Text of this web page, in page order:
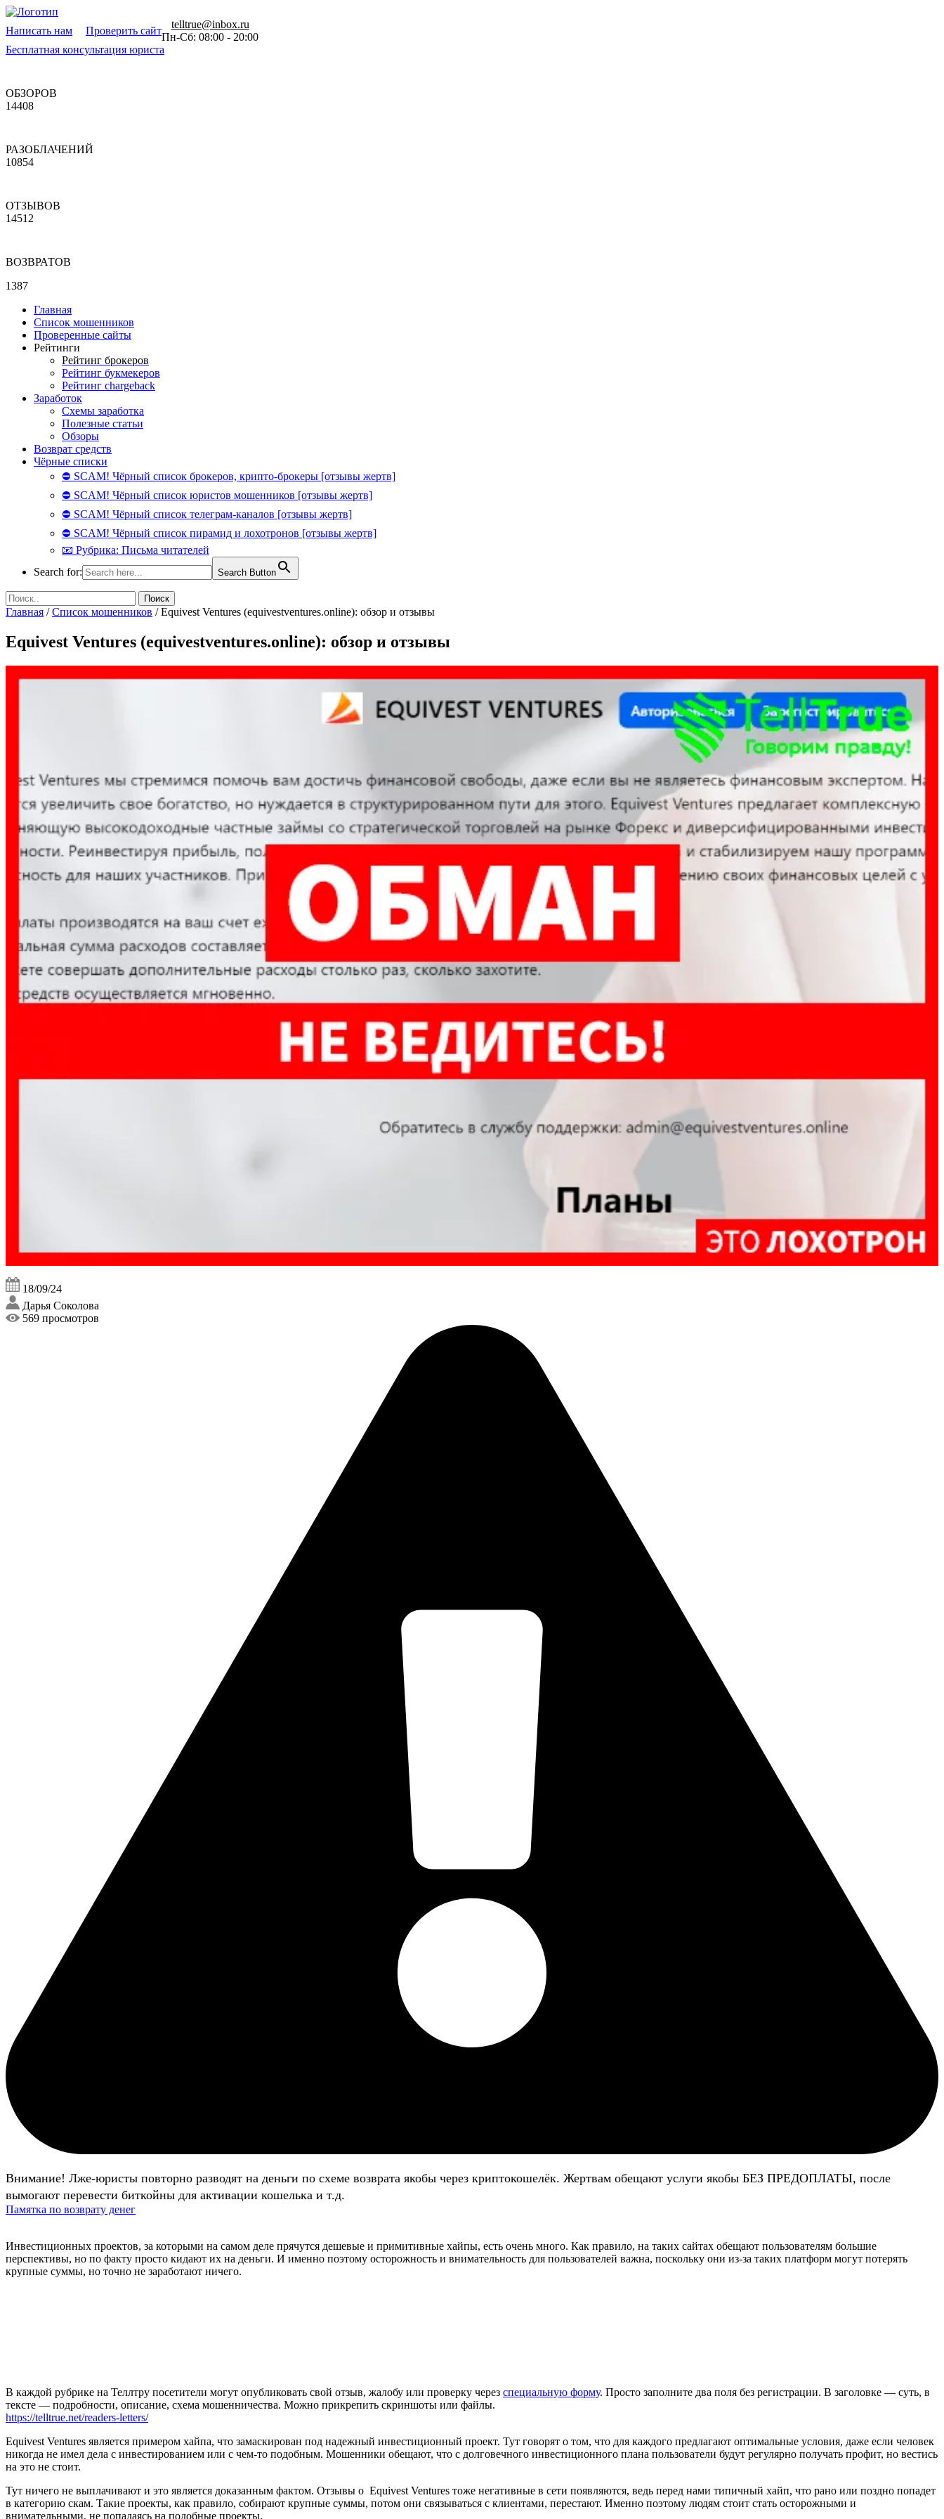
Написать нам Проверить сайт
telltrue@inbox.ru
Пн-Сб: 08:00 - 20:00
Бесплатная консультация юриста
ОБЗОРОВ
14408
РАЗОБЛАЧЕНИЙ
10854
ОТЗЫВОВ
14512
ВОЗВРАТОВ
1387
Главная
Список мошенников
Проверенные сайты
Рейтинги
Рейтинг брокеров
Рейтинг букмекеров
Рейтинг chargeback
Заработок
Схемы заработка
Полезные статьи
Обзоры
Возврат средств
Чёрные списки
⛔ SCAM! Чёрный список брокеров, крипто-брокеры [отзывы жертв]
⛔ SCAM! Чёрный список юристов мошенников [отзывы жертв]
⛔ SCAM! Чёрный список телеграм-каналов [отзывы жертв]
⛔ SCAM! Чёрный список пирамид и лохотронов [отзывы жертв]
📧 Рубрика: Письма читателей
Search for:
Search Button
Главная /Список мошенников /Equivest Ventures (equivestventures.online): обзор и отзывы
Equivest Ventures (equivestventures.online): обзор и отзывы
18/09/24
Дарья Соколова
569 просмотров
Внимание! Лже-юристы повторно разводят на деньги по схеме возврата якобы через криптокошелёк. Жертвам обещают услуги якобы БЕЗ ПРЕДОПЛАТЫ, после
вымогают перевести биткойны для активации кошелька и т.д.
Памятка по возврату денег
Инвестиционных проектов, за которыми на самом деле прячутся дешевые и примитивные хайпы, есть очень много. Как правило, на таких сайтах обещают пользователям большие
перспективы, но по факту просто кидают их на деньги. И именно поэтому осторожность и внимательность для пользователей важна, поскольку они из-за таких платформ могут потерять
крупные суммы, но точно не заработают ничего.
В каждой рубрике на Теллтру посетители могут опубликовать свой отзыв, жалобу или проверку через специальную форму. Просто заполните два поля без регистрации. В заголовке — суть, в
тексте — подробности, описание, схема мошенничества. Можно прикрепить скриншоты или файлы.
https://telltrue.net/readers-letters/
Equivest Ventures является примером хайпа, что замаскирован под надежный инвестиционный проект. Тут говорят о том, что для каждого предлагают оптимальные условия, даже если человек
никогда не имел дела с инвестированием или с чем-то подобным. Мошенники обещают, что с долговечного инвестиционного плана пользователи будут регулярно получать профит, но вестись
на это не стоит.
Тут ничего не выплачивают и это является доказанным фактом. Отзывы о Equivest Ventures тоже негативные в сети появляются, ведь перед нами типичный хайп, что рано или поздно попадет
в категорию скам. Такие проекты, как правило, собирают крупные суммы, потом они связываться с клиентами, перестают. Именно поэтому людям стоит стать осторожными и
внимательными, не попадаясь на подобные проекты.